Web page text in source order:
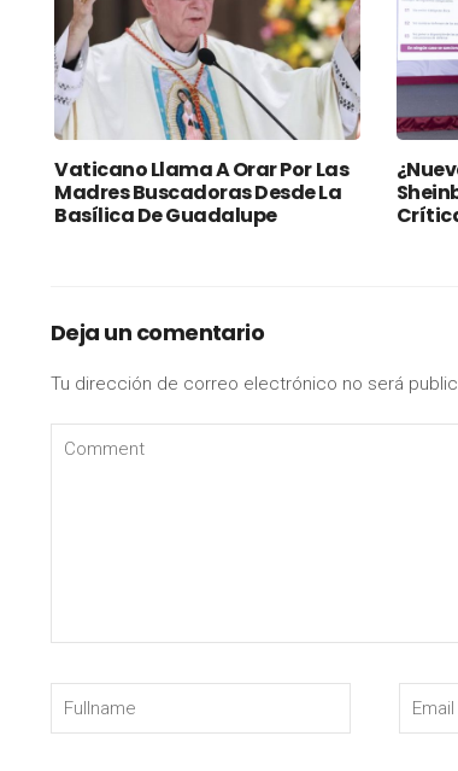
Vaticano Llama A Orar Por Las
Madres Buscadoras Desde La
Basílica De Guadalupe
Deja un comentario
Tu dirección de correo electrónico no será